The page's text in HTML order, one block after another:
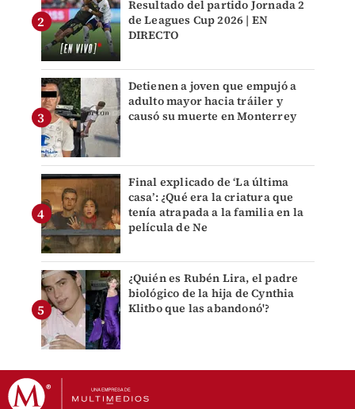
Resultado del partido Jornada 2
de Leagues Cup 2026 | EN
DIRECTO
Detienen a joven que empujó a
adulto mayor hacia tráiler y
causó su muerte en Monterrey
Final explicado de ‘La última
casa’: ¿Qué era la criatura que
tenía atrapada a la familia en la
película de Ne
¿Quién es Rubén Lira, el padre
biológico de la hija de Cynthia
Klitbo que las abandonó'?